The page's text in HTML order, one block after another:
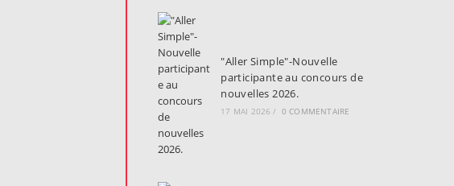
"Aller Simple"-Nouvelle
participante au concours de
nouvelles 2026.
17 MAI 2026 / 0 COMMENTAIRE